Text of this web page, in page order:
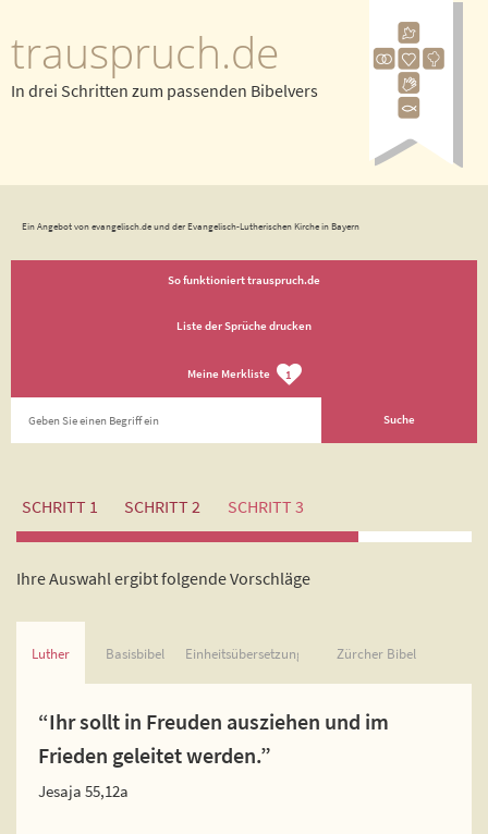
trauspruch.de
In drei Schritten zum passenden Bibelvers
Ein Angebot von evangelisch.de und der Evangelisch-Lutherischen Kirche in Bayern
So funktioniert trauspruch.de
Liste der Sprüche drucken
Meine Merkliste 1
SCHRITT 1 SCHRITT 2 SCHRITT 3
Ihre Auswahl ergibt folgende Vorschläge
Luther Basisbibel Einheitsübersetzung Zürcher Bibel
“Ihr sollt in Freuden ausziehen und im
Frieden geleitet werden.”
Jesaja 55,12a